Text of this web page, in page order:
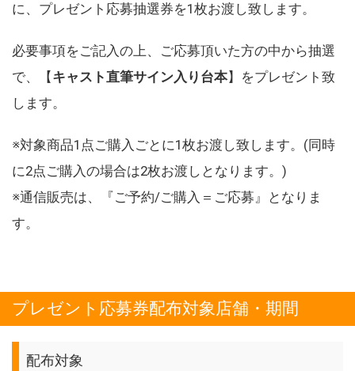
に、プレゼント応募抽選券を1枚お渡し致します。
必要事項をご記入の上、ご応募頂いた方の中から抽選
で、【 キャスト直筆サイン入り台本】をプレゼント致
します。
※対象商品1点ご購入ごとに1枚お渡し致します。(同時
に2点ご購入の場合は2枚お渡しとなります。)
※通信販売は、『ご予約/ご購入＝ご応募』となりま
す。
プレゼント応募券配布対象店舗・期間
配布対象